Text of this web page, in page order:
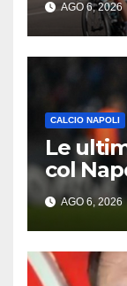
AGO 6, 2026
CALCIO NAPOLI
Le
col
AGO 6, 2026